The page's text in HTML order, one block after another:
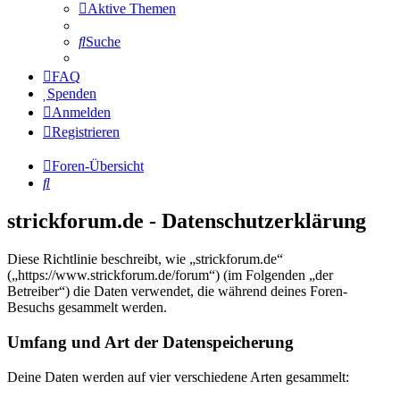
Aktive Themen
Suche
FAQ
Spenden
Anmelden
Registrieren
Foren-Übersicht
Suche
strickforum.de - Datenschutzerklärung
Diese Richtlinie beschreibt, wie „strickforum.de“
(„https://www.strickforum.de/forum“) (im Folgenden „der
Betreiber“) die Daten verwendet, die während deines Foren-
Besuchs gesammelt werden.
Umfang und Art der Datenspeicherung
Deine Daten werden auf vier verschiedene Arten gesammelt: